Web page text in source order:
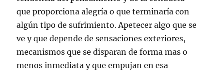
que proporciona alegría o que terminaría con
algún tipo de sufrimiento. Apetecer algo que se
ve y que depende de sensaciones exteriores,
mecanismos que se disparan de forma mas o
menos inmediata y que empujan en esa